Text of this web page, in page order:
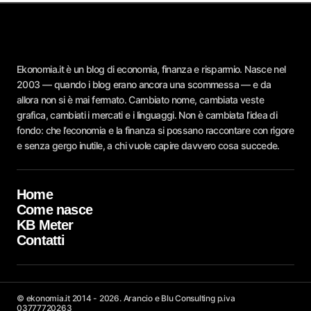
Ekonomia.it è un blog di economia, finanza e risparmio. Nasce nel
2003 — quando i blog erano ancora una scommessa — e da
allora non si è mai fermato. Cambiato nome, cambiata veste
grafica, cambiati i mercati e i linguaggi. Non è cambiata l’idea di
fondo: che l’economia e la finanza si possano raccontare con rigore
e senza gergo inutile, a chi vuole capire davvero cosa succede.
Home
Come nasce
KB Meter
Contatti
© ekonomia.it 2014 - 2026. Arancio e Blu Consulting p.iva
03777720263